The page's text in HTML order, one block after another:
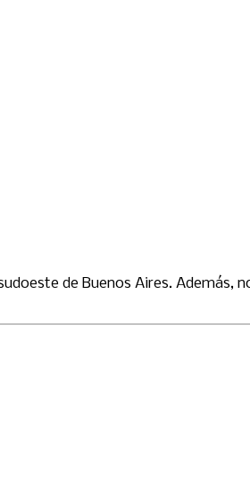
de Buenos Aires. Además,